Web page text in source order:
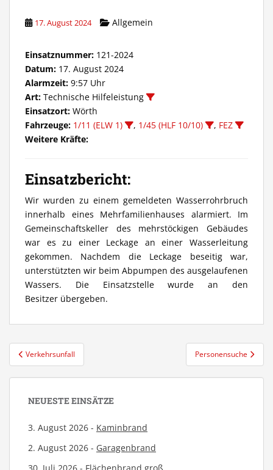
17. August 2024 Allgemein
Einsatznummer: 121-2024
Datum: 17. August 2024
Alarmzeit: 9:57 Uhr
Art: Technische Hilfeleistung
Einsatzort: Wörth
Fahrzeuge: 1/11 (ELW 1) , 1/45 (HLF 10/10) , FEZ
Weitere Kräfte:
Einsatzbericht:
Wir wurden zu einem gemeldeten Wasserrohrbruch
innerhalb eines Mehrfamilienhauses alarmiert. Im
Gemeinschaftskeller des mehrstöckigen Gebäudes
war es zu einer Leckage an einer Wasserleitung
gekommen. Nachdem die Leckage beseitig war,
unterstützten wir beim Abpumpen des ausgelaufenen
Wassers. Die Einsatzstelle wurde an den
Besitzer übergeben.
Beitragsnavigation
Verkehrsunfall Personensuche
NEUESTE EINSÄTZE
3. August 2026 - Kaminbrand
2. August 2026 - Garagenbrand